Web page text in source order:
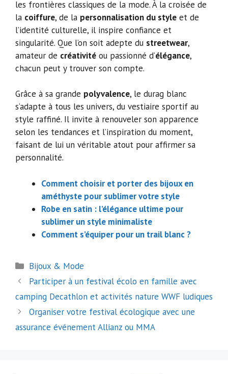
les frontières classiques de la mode. À la croisée de
la coiffure, de la personnalisation du style et de
l’identité culturelle, il inspire confiance et
singularité. Que l’on soit adepte du streetwear,
amateur de créativité ou passionné d’élégance,
chacun peut y trouver son compte.
Grâce à sa grande polyvalence, le durag blanc
s’adapte à tous les univers, du vestiaire sportif au
style raffiné. Il invite à renouveler son apparence
selon les tendances et l’inspiration du moment,
faisant de lui un véritable atout pour affirmer sa
personnalité.
Comment choisir et porter des bijoux en
améthyste pour sublimer votre style
Robe en satin : l’élégance ultime pour
sublimer un style minimaliste
Comment s’équiper pour un trail blanc ?
Catégories
Bijoux & Mode
Navigation
articles
Participer à un festival écolo en famille avec
camping Decathlon et activités nature WWF ludiques
Organiser votre festival écologique avec une
assurance événement Allianz ou MMA